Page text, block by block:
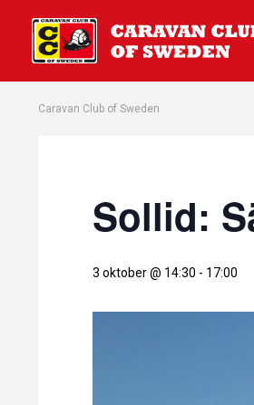
Caravan Club of Sweden
Sollid:
3 oktober @ 14:30 - 17:00